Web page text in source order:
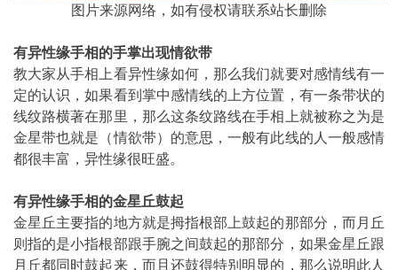
图片来源网络，如有侵权请联系站长删除
有异性缘手相的手掌出现情欲带
教大家从手相上看异性缘如何，那么我们就要对感情线有一
定的认识，如果看到掌中感情线的上方位置，有一条带状的
线纹路横著在那里，那么这条纹路线在手相上就被称之为是
金星带也就是（情欲带）的意思，一般有此线的人一般感情
都很丰富，异性缘很旺盛。
有异性缘手相的金星丘鼓起
金星丘主要指的地方就是拇指根部上鼓起的那部分，而月丘
则指的是小指根部跟手腕之间鼓起的那部分，如果金星丘跟
月丘都同时鼓起来，而且还鼓得特别明显的，那么说明此人